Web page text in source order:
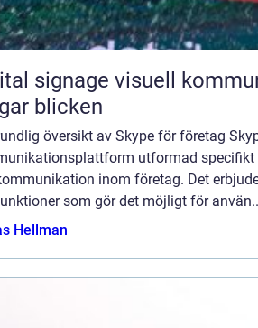
visuell kommunikation som
blicken
översikt av Skype för företag
utformad
inom företag. Det
som gör det möjligt för
Hellman